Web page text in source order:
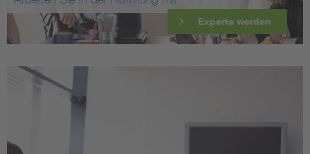
Experte werden